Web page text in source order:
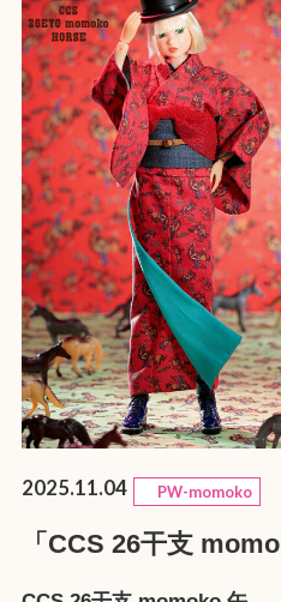
2025.11.04 PW-momoko
「CCS 26干支